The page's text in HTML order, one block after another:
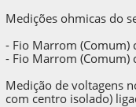
Medições ohmicas do
- Fio Marrom (Comum)
- Fio Marrom (Comum)
Medição de voltagens
com centro isolado)